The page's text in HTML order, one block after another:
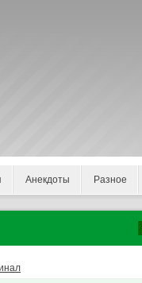
Анекдоты Разное